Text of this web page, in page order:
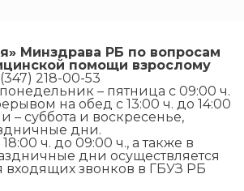
Минздрава РБ по вопросам
помощи взрослому
218-00-53
– пятница с 09:00 ч.
на обед с 13:00 ч. до 14:00
– суббота и воскресенье,
дни.
ч. до 09:00 ч., а также в
дни осуществляется
входящих звонков в ГБУЗ РБ